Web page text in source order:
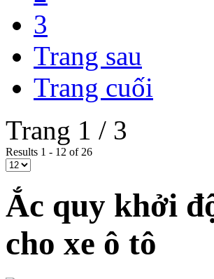
3
Trang sau
Trang cuối
Trang 1 / 3
Results 1 - 12 of 26
Ắc quy khởi
cho xe ô tô